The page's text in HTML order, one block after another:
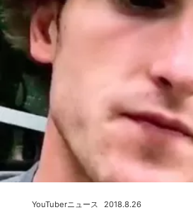
2018.8.26
YouTuberニュース